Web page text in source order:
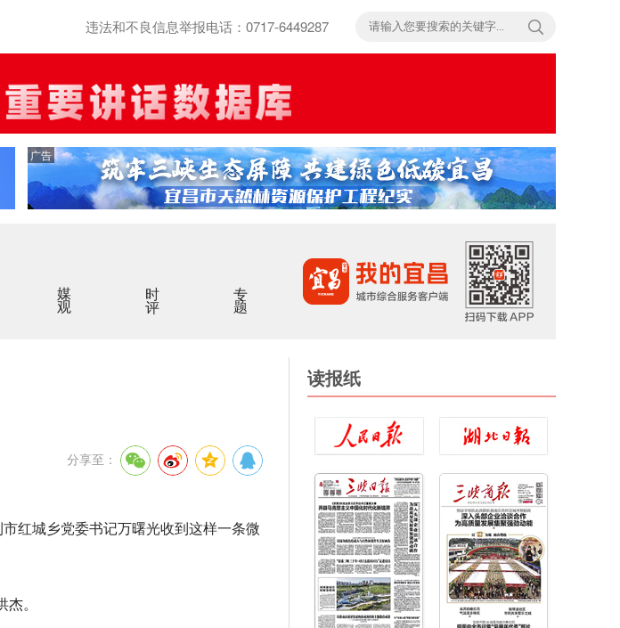
违法和不良信息举报电话：0717-6449287
广告
媒观 时评 专题
分享至：
红城乡党委书记万曙光收到这样一条微
。
读报纸